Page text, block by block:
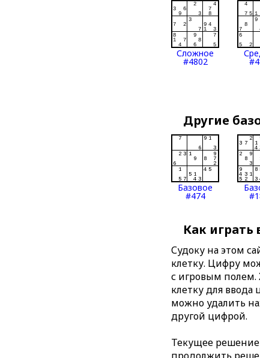
Сложное
#4802
Другие
Базовое
#474
Как играть
Судоку на этом
клетку. Цифру
с игровым
клетку для
можно удалить
другой цифрой.
Текущее решение